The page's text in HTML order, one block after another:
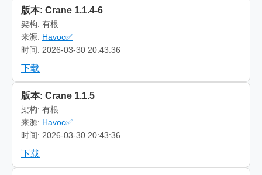
版本: Crane 1.1.4-6
架构: 有根
来源: Havoc✅
时间: 2026-03-30 20:43:36
下载
版本: Crane 1.1.5
架构: 有根
来源: Havoc✅
时间: 2026-03-30 20:43:36
下载